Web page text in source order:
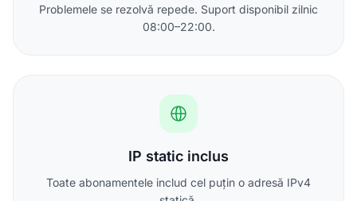
Problemele se rezolvă repede. Suport disponibil zilnic
08:00–22:00.
IP static inclus
Toate abonamentele includ cel puțin o adresă IPv4